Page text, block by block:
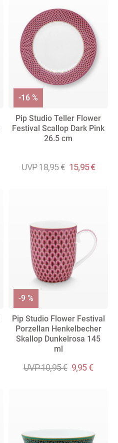
Pip Studio Teller Flower
Festival Scallop Dark Pink
26.5 cm
UVP 18,95 € 15,95 €
-16 %
Pip Studio Flower Festival
Porzellan Henkelbecher
Skallop Dunkelrosa 145
ml
UVP 10,95 € 9,95 €
-9 %